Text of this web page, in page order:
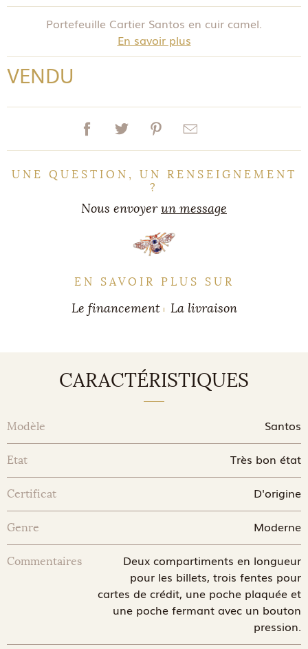
Portefeuille Cartier Santos en cuir camel.
En savoir plus
VENDU
UNE QUESTION, UN RENSEIGNEMENT
?
Nous envoyerun message
EN SAVOIR PLUS SUR
Le financement La livraison
CARACTÉRISTIQUES
Modèle Santos
Etat Très bon état
Certificat D'origine
Genre Moderne
Commentaires
Deux compartiments en longueur
pour les billets, trois fentes pour
cartes de crédit, une poche plaquée et
une poche fermant avec un bouton
pression.